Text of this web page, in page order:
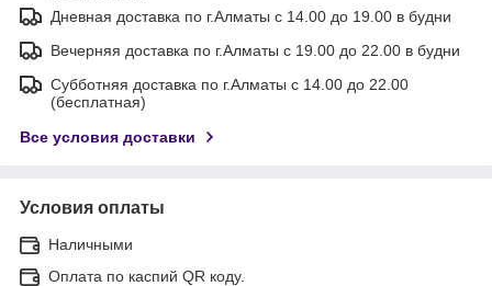
Дневная доставка по г.Алматы с 14.00 до 19.00 в будни
Вечерняя доставка по г.Алматы с 19.00 до 22.00 в будни
Субботняя доставка по г.Алматы с 14.00 до 22.00
(бесплатная)
Все условия доставки
Условия оплаты
Наличными
Оплата по каспий QR коду.